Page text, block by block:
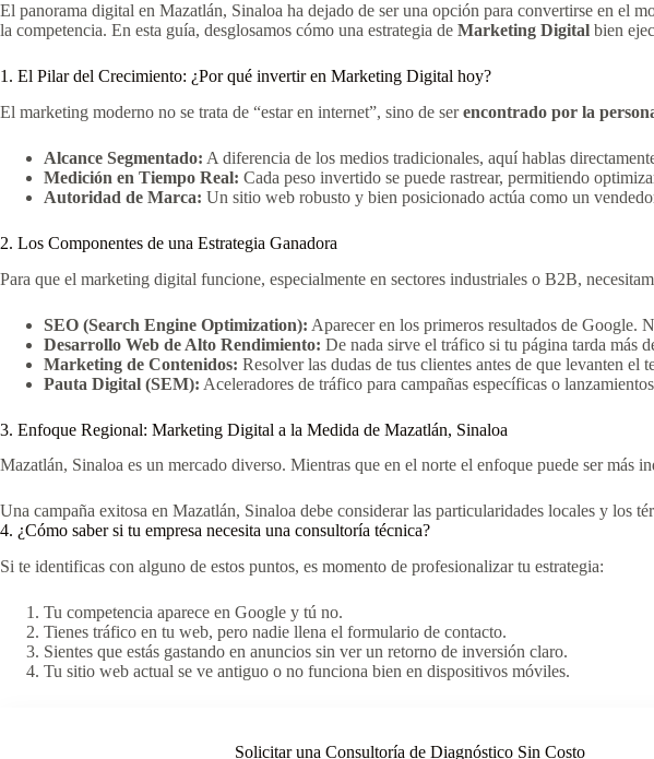
El panorama digital en Mazatlán, Sinaloa ha dejado de ser una opción para convertirse en el
la competencia. En esta guía, desglosamos cómo una estrategia de Marketing Digital bien
1. El Pilar del Crecimiento: ¿Por qué invertir en Marketing Digital hoy?
El marketing moderno no se trata de “estar en internet”, sino de serencontrado por la
Alcance Segmentado: A diferencia de los medios tradicionales, aquí hablas
Medición en Tiempo Real: Cada peso invertido se puede rastrear, permitiendo
Autoridad de Marca: Un sitio web robusto y bien posicionado actúa como un
2. Los Componentes de una Estrategia Ganadora
Para que el marketing digital funcione, especialmente en sectores industriales o B2B,
SEO (Search Engine Optimization): Aparecer en los primeros resultados de Google.
Desarrollo Web de Alto Rendimiento: De nada sirve el tráfico si tu página tarda más
Marketing de Contenidos: Resolver las dudas de tus clientes antes de que levanten el
Pauta Digital (SEM): Aceleradores de tráfico para campañas específicas o
3. Enfoque Regional: Marketing Digital a la Medida de Mazatlán, Sinaloa
Mazatlán, Sinaloa es un mercado diverso. Mientras que en el norte el enfoque puede ser
Una campaña exitosa en Mazatlán, Sinaloa debe considerar las particularidades locales y los
4. ¿Cómo saber si tu empresa necesita una consultoría técnica?
Si te identificas con alguno de estos puntos, es momento de profesionalizar tu estrategia:
Tu competencia aparece en Google y tú no.
Tienes tráfico en tu web, pero nadie llena el formulario de contacto.
Sientes que estás gastando en anuncios sin ver un retorno de inversión claro.
Tu sitio web actual se ve antiguo o no funciona bien en dispositivos móviles.
Solicitar una Consultoría de Diagnóstico Sin Costo